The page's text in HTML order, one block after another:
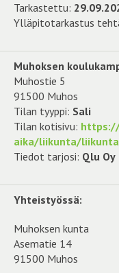
Tarkastettu:
Ylläpitotarkastus
Muhoksen
Muhostie 5
91500 Muhos
Tilan tyyppi: Sali
Tilan kotisivu:
aika/liikunta/
Tiedot tarjosi: Qlu Oy
Yhteistyössä:
Muhoksen kunta
Asematie 14
91500 Muhos